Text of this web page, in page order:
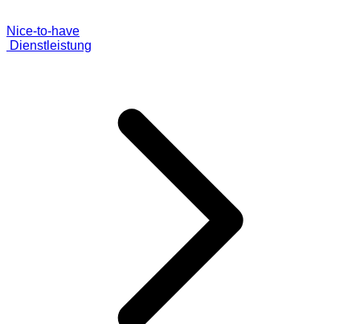
Nice-to-have
Dienstleistung